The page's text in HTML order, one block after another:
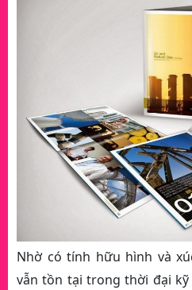
Nhờ có tính hữu hình và
vẫn tồn tại trong thời đại